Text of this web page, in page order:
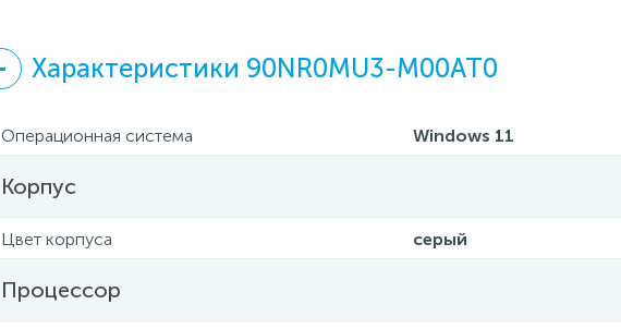
Характеристики 90NR0MU3-M00AT0
Операционная система Windows 11
Корпус
Цвет корпуса серый
Процессор